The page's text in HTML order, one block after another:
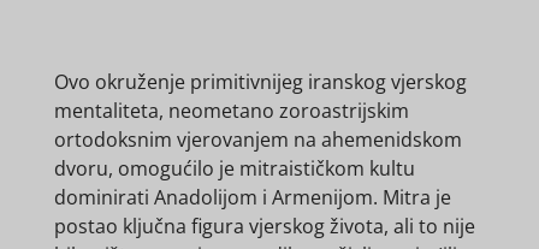
Ovo okruženje primitivnijeg iranskog vjerskog
mentaliteta, neometano zoroastrijskim
ortodoksnim vjerovanjem na ahemenidskom
dvoru, omogućilo je mitraističkom kultu
dominirati Anadolijom i Armenijom. Mitra je
postao ključna figura vjerskog života, ali to nije